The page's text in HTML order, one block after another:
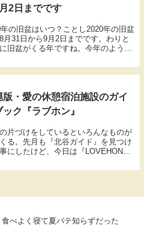
2日までです
の旧盆はいつ？ことし2020年の旧盆
月31日から9月2日までです。わりと
旧盆がくる年ですね。今年のよう
す。ちなみに新盆は8月13日から15
これは毎年変わりません。今年の...
版・愛の休憩宿泊施設のガイ
ック『ラブホン』
片づけをしているといろんなものが
る。先月も『北谷ガイド』を見つけ
にしたけど、今日は『LOVEHON』
きムックで、2003年のバレンタイン
食べよく寝て夏バテ知らずだった